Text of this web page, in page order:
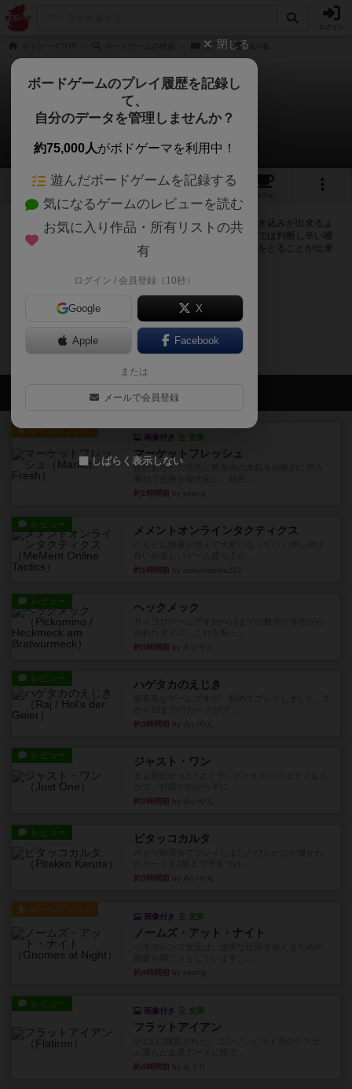
ゴア 掲示板
ゴア
0件の掲示板
13 2 4
カフェ
ログインするとゴアに関する掲示板の作成やコメントの書き込みが出来るよ
うになります。ルールの疑問やエラッタ情報、マニュアルでは判断し辛い曖
昧な表記等について会員同士で自由にコミュニケーションをとることが出来
ログイン/無料会員登録
ゴアのトップに戻る
会員の新しい投稿
ルール/インスト
画像付き 充実
マーケットフレッシュ
目的あなたの店先に農産物の木箱を戦略的に積み
約1時間前
レビュー メメントオンラインタクティクス
約1時間前
レビュー ヘックメック
約3時間前
レビュー ハゲタカのえじき
約3時間前
レビュー ジャスト・ワン
約3時間前
レビュー ピタッコカルタ
約3時間前
ルール/インスト
画像付き 充実
ノームズ・アット・ナイト
約4時間前
レビュー
画像付き 充実
フラットアイアン
約4時間前
閉じる
ボードゲームのプレイ履歴を記録し
て、
自分のデータを管理しませんか？
約75,000人がボドゲーマを利用中！
遊んだボードゲームを記録する
気になるゲームのレビューを読む
お気に入り作品・所有リストの共
有
ログイン / 会員登録（10秒）
Google X
Apple Facebook
または
メールで会員登録
しばらく表示しない